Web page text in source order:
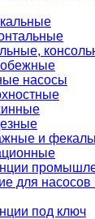
насосы
и
для насосов
под ключ